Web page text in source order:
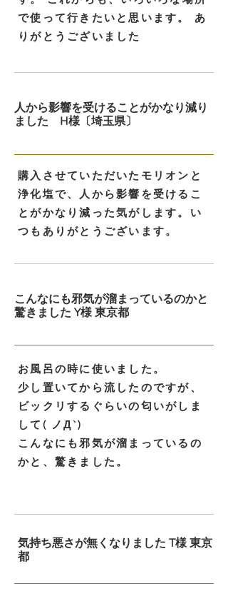
で使って行きたいと思います。 あ
りがとうございました
人から影響を受けることがかなり減り
ました H様〔埼玉県〕
購入させていただいたモリオンと
浄化塩で、人から影響を受けるこ
とがかなり減った気がします。い
つもありがとうございます。
こんなにも邪気が溜まっているのかと
驚きました Y様 東京都
お風呂の時に使いました。
少し置いてから流したのですが、
ビックリするぐらいの匂いがしま
して( ノД`)
こんなにも邪気が溜まっているの
かと、驚きました。
気持ち悪さが無くなりました T様 東京
都